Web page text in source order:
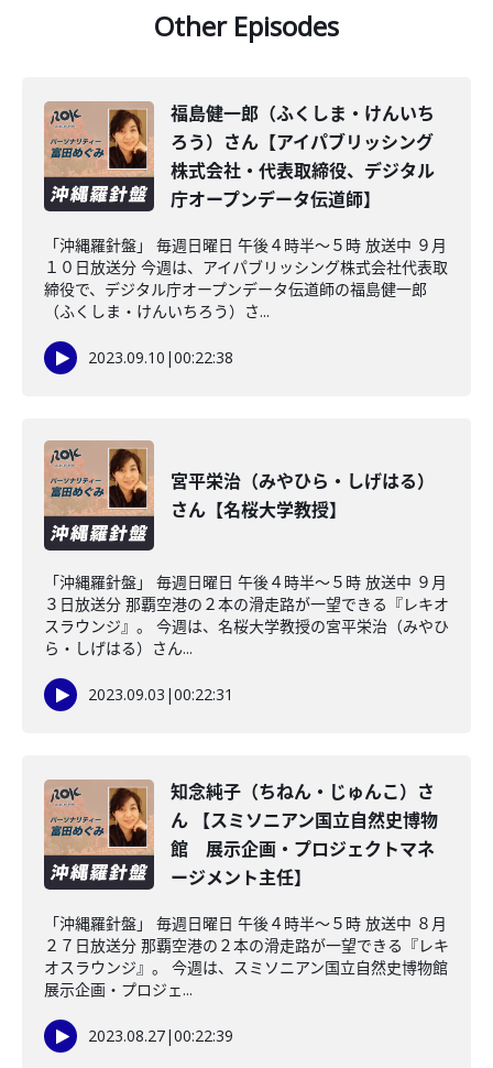
Other Episodes
福島健一郎（ふくしま・けんいち
ろう）さん【アイパブリッシング
株式会社・代表取締役、デジタル
庁オープンデータ伝道師】
「沖縄羅針盤」 毎週日曜日 午後４時半～５時 放送中 ９月
１０日放送分 今週は、アイパブリッシング株式会社代表取
締役で、デジタル庁オープンデータ伝道師の福島健一郎
（ふくしま・けんいちろう）さ...
2023.09.10 |00:22:38
宮平栄治（みやひら・しげはる）
さん【名桜大学教授】
「沖縄羅針盤」 毎週日曜日 午後４時半～５時 放送中 ９月
３日放送分 那覇空港の２本の滑走路が一望できる『レキオ
スラウンジ』。 今週は、名桜大学教授の宮平栄治（みやひ
ら・しげはる）さん...
2023.09.03 |00:22:31
知念純子（ちねん・じゅんこ）さ
ん 【スミソニアン国立自然史博物
館 展示企画・プロジェクトマネ
ージメント主任】
「沖縄羅針盤」 毎週日曜日 午後４時半～５時 放送中 ８月
２７日放送分 那覇空港の２本の滑走路が一望できる『レキ
オスラウンジ』。 今週は、スミソニアン国立自然史博物館
展示企画・プロジェ...
2023.08.27|00:22:39